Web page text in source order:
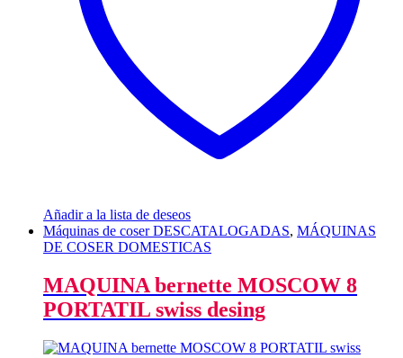
Añadir a la lista de deseos
Máquinas de coser DESCATALOGADAS, MÁQUINAS
DE COSER DOMESTICAS
MAQUINA bernette MOSCOW 8
PORTATIL swiss desing